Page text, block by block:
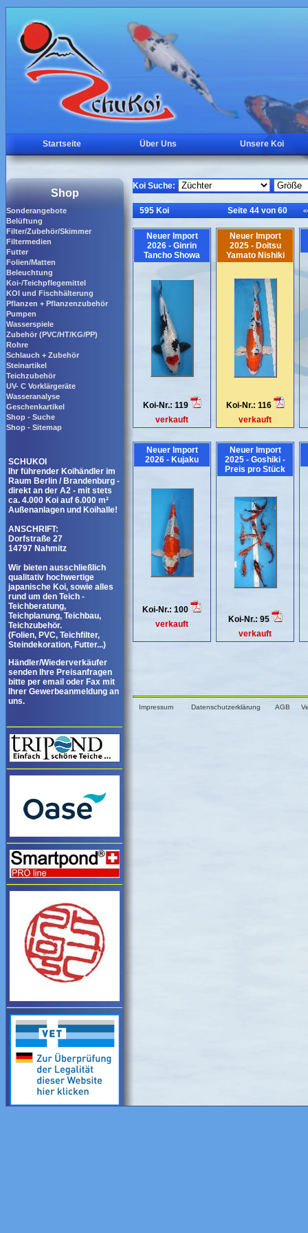
Startseite Über Uns Unsere Koi
Shop
Sonderangebote
Belüftung
Filter/Zubehör/Skimmer
Filtermedien
Futter
Folien/Matten
Beleuchtung
Koi-/Teichpflegemittel
KOI und Fischhälterung
Pflanzen + Pflanzenzubehör
Pumpen
Wasserspiele
Zubehör (PVC/HT/KG/PP)
Rohre
Schlauch + Zubehör
Steinartikel
Teichzubehör
UV- C Vorklärgeräte
Wasseranalyse
Geschenkartikel
Shop - Suche
Shop - Sitemap
SCHUKOI
Ihr führender Koihändler im
Raum Berlin / Brandenburg -
direkt an der A2 - mit stets
ca. 4.000 Koi auf 6.000 m²
Außenanlagen und Koihalle!
ANSCHRIFT:
Dorfstraße 27
14797 Nahmitz
Wir bieten ausschließlich
qualitativ hochwertige
japanische Koi, sowie alles
rund um den Teich -
Teichberatung,
Teichplanung, Teichbau,
Teichzubehör.
(Folien, PVC, Teichfilter,
Steindekoration, Futter...)
Händler/Wiederverkäufer
senden Ihre Preisanfragen
bitte per email oder Fax mit
Ihrer Gewerbeanmeldung an
uns.
Koi Suche:
595 Koi Seite 44 von 60
Neuer Import
2026 - Ginrin
Tancho Showa
Koi-Nr.: 119
verkauft
Neuer Import
2025 - Doitsu
Yamato Nishiki
Koi-Nr.: 116
verkauft
Neuer Import
2026 - Kujaku
Koi-Nr.: 100
verkauft
Neuer Import
2025 - Goshiki -
Preis pro Stück
Koi-Nr.: 95
verkauft
Impressum Datenschutzerklärung AGB